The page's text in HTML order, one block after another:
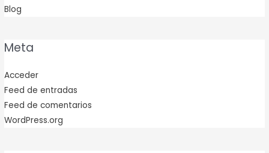
Blog
Meta
Acceder
Feed de entradas
Feed de comentarios
WordPress.org